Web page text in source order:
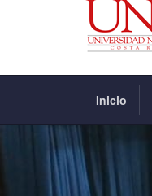
Inicio